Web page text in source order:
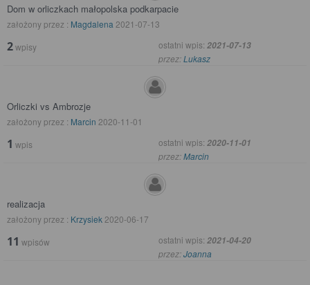
Dom w orliczkach małopolska podkarpacie
założony przez : Magdalena 2021-07-13
2wpisy ostatni wpis: 2021-07-13
przez:Lukasz
Orliczki vs Ambrozje
założony przez : Marcin 2020-11-01
1 wpis ostatni wpis: 2020-11-01
przez:Marcin
realizacja
założony przez : Krzysiek 2020-06-17
11 wpisów ostatni wpis: 2021-04-20
przez:Joanna